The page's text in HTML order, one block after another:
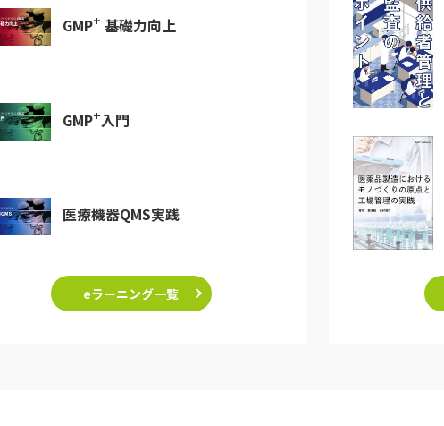
GMP+ 基礎力向上
GMP+入門
医療機器QMS実践
eラーニング一覧